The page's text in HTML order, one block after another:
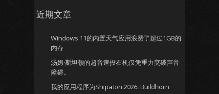
近期文章
Windows 11的内置天气应用浪费了超过1GB的
内存
汤姆·斯坦顿的超音速投石机仅凭重力突破声音
障碍。
我的应用程序为Shipaton 2026: Buildhorn